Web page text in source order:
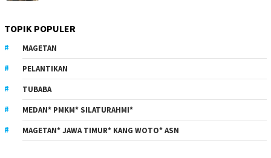
TOPIK POPULER
MAGETAN
PELANTIKAN
TUBABA
MEDAN* PMKM* SILATURAHMI*
MAGETAN* JAWA TIMUR* KANG WOTO* ASN